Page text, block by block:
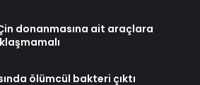
donanmasına ait araçlara
ölümcül bakteri çıktı